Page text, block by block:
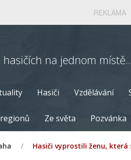
REKLAMA
hasičích na jednom
Hasiči Vzdělávání
Ze světa Pozvánka
/ Hasiči vyprostili ženu, která